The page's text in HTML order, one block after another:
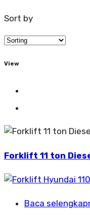
Sort by
View
Forklift 11 ton
Baca